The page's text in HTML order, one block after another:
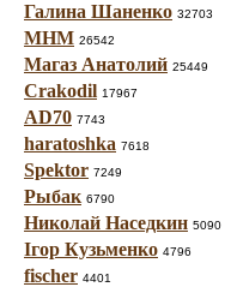
Галина Шаненко 32703
МНМ 26542
Магаз Анатолий 25449
Crakodil 17967
AD70 7743
haratoshka 7618
Spektor 7249
Рыбак 6790
Николай Наседкин 5090
Ігор Кузьменко 4796
fischer 4401